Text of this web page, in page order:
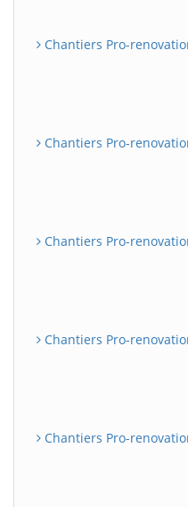
Chantiers Pro-
Chantiers Pro-
Chantiers Pro-
Chantiers Pro-
Chantiers Pro-